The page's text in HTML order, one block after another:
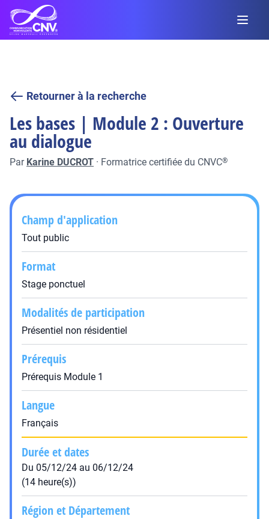
Retourner à la recherche
Les bases | Module 2 : Ouverture
au dialogue
Par Karine DUCROT · Formatrice certifiée du CNVC®
Champ d'application
Tout public
Format
Stage ponctuel
Modalités de participation
Présentiel non résidentiel
Prérequis
Prérequis Module 1
Langue
Français
Durée et dates
Du 05/12/24 au 06/12/24
(14 heure(s))
Région et Département